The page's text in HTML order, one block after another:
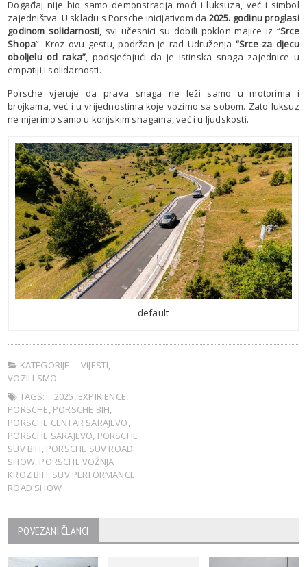
Događaj nije bio samo demonstracija moći i luksuza, već i simbol
zajedništva. U skladu s Porsche inicijativom da 2025. godinu proglasi
godinom solidarnosti, svi učesnici su dobili poklon majice iz “Srce
Shopa”. Kroz ovu gestu, podržan je rad Udruženja “Srce za djecu
oboljelu od raka”, podsjećajući da je istinska snaga zajednice u
empatiji i solidarnosti.
Porsche vjeruje da prava snaga ne leži samo u motorima i
brojkama, već i u vrijednostima koje vozimo sa sobom. Zato luksuz
ne mjerimo samo u konjskim snagama, već i u ljudskosti.
default
KATEGORIJE: VIJESTI,
VOZILI SMO
TAGS:
2025, EXPIRIENCE,
PORSCHE, PORSCHE BIH,
PORSCHE CENTAR SARAJEVO,
PORSCHE SARAJEVO, PORSCHE
SUV BIH, PORSCHE SUV ROAD
SHOW, PORSCHE VOŽNJA
KROZ BIH, SUV PERFORMANCE
ROAD SHOW
POVEZANI ČLANCI